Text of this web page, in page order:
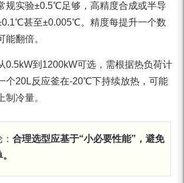
规实验±0.5℃足够，高精度合成或半导
甚至±0.005℃。精度每提升一个数
能翻倍。
0.5kW到1200kW可选，需根据热负荷计
个20L反应釜在-20℃下持续放热，可能
制冷量。
合理选型应基于“小必要性能”，避免